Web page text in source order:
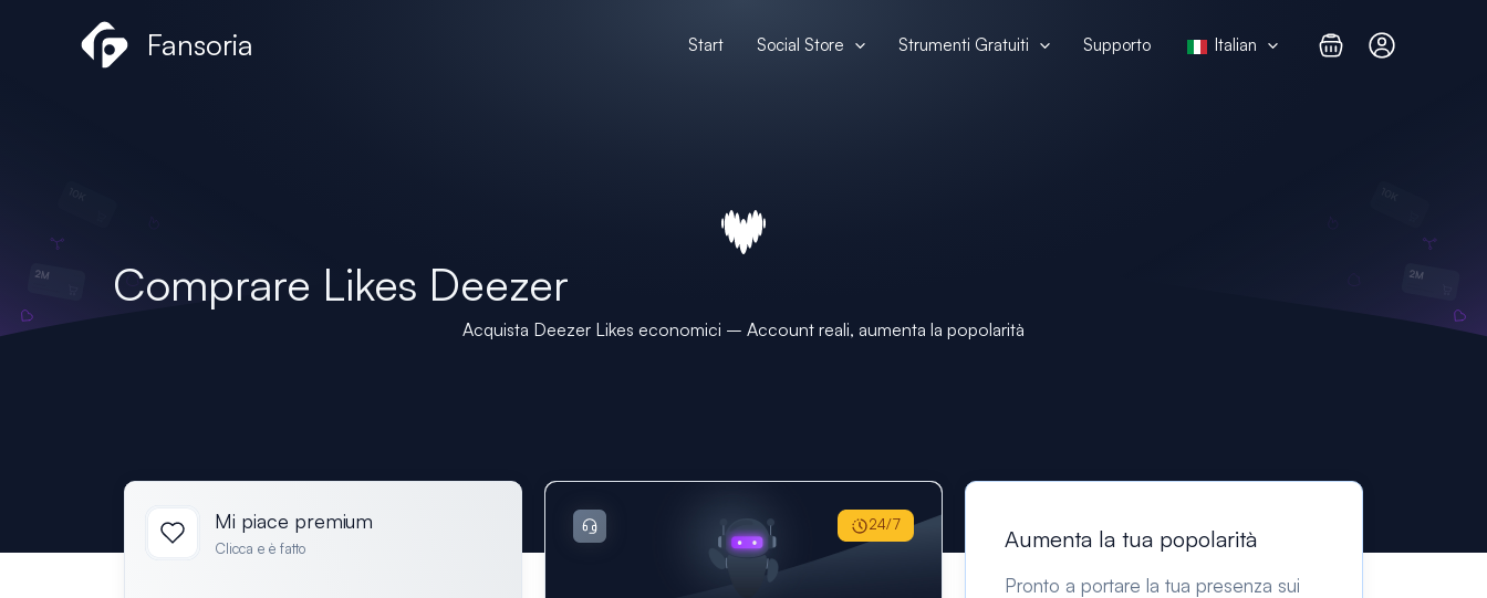
Fansoria Start Social Store Strumenti Gratuiti Supporto Italian
Comprare Likes Deezer
Acquista Deezer Likes economici – Account reali, aumenta la popolarità
Mi piace premium
Clicca e è fatto
24/7
Aumenta la tua popolarità
Pronto a portare la tua presenza sui